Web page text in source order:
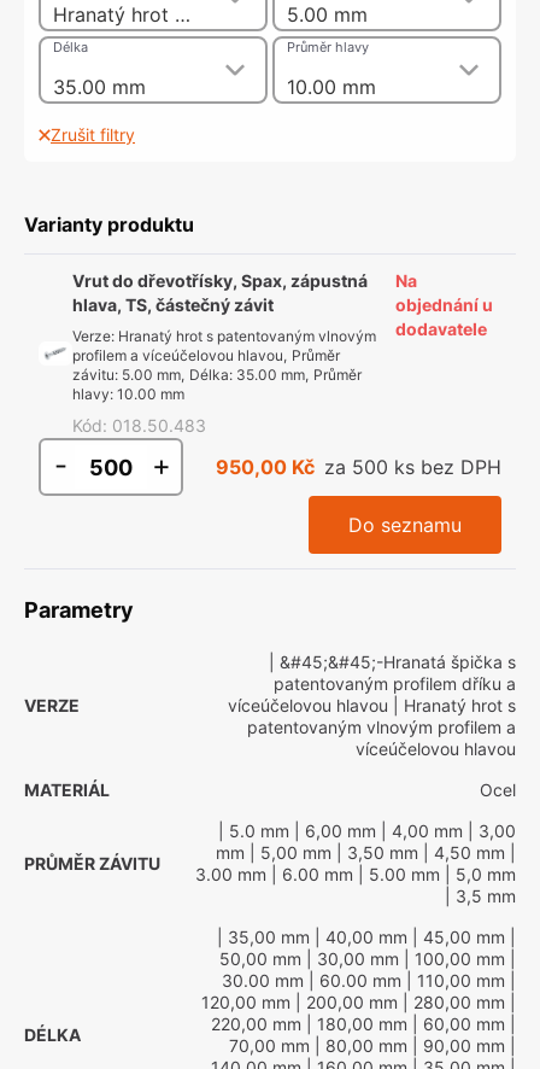
Hranatý hrot s patentovaným vlnovým profilem a víceúčelovou hlavou 5.00 mm
35.00 mm
Délka
10.00 mm
Průměr hlavy
Zrušit filtry
Varianty produktu
Vrut do dřevotřísky, Spax, zápustná
hlava, TS, částečný závit
Verze: Hranatý hrot s patentovaným vlnovým
profilem a víceúčelovou hlavou, Průměr
závitu: 5.00 mm, Délka: 35.00 mm, Průměr
hlavy:10.00 mm
Kód: 018.50.483
Na
objednání u
dodavatele
- + 950,00 Kč za 500 ks bez DPH
Do seznamu
Parametry
VERZE
| &#45;&#45;-Hranatá špička s
patentovaným profilem dříku a
víceúčelovou hlavou | Hranatý hrot s
patentovaným vlnovým profilem a
víceúčelovou hlavou
MATERIÁL
Ocel
PRŮMĚR ZÁVITU
| 5.0 mm | 6,00 mm | 4,00 mm | 3,00
mm | 5,00 mm | 3,50 mm | 4,50 mm
3.00 mm | 6.00 mm | 5.00 mm | 5,0 mm
| 3,5 mm
DÉLKA
| 35,00 mm | 40,00 mm | 45,00 mm
50,00 mm | 30,00 mm | 100,00 mm
30.00 mm | 60.00 mm | 110,00 mm
120,00 mm | 200,00 mm | 280,00 mm
220,00 mm | 180,00 mm | 60,00 mm
70,00 mm | 80,00 mm | 90,00 mm